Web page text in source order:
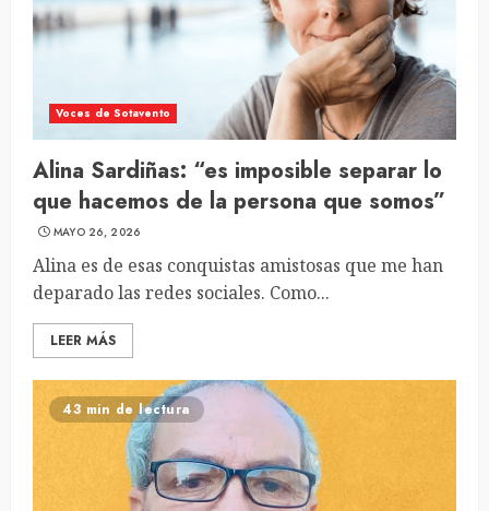
Voces de Sotavento
Alina Sardiñas: “es imposible separar lo
que hacemos de la persona que somos”
MAYO 26, 2026
Alina es de esas conquistas amistosas que me han
deparado las redes sociales. Como...
LEER MÁS
43 min de lectura